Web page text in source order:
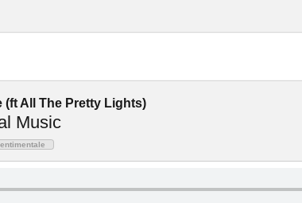
All The Pretty Lights)
Music